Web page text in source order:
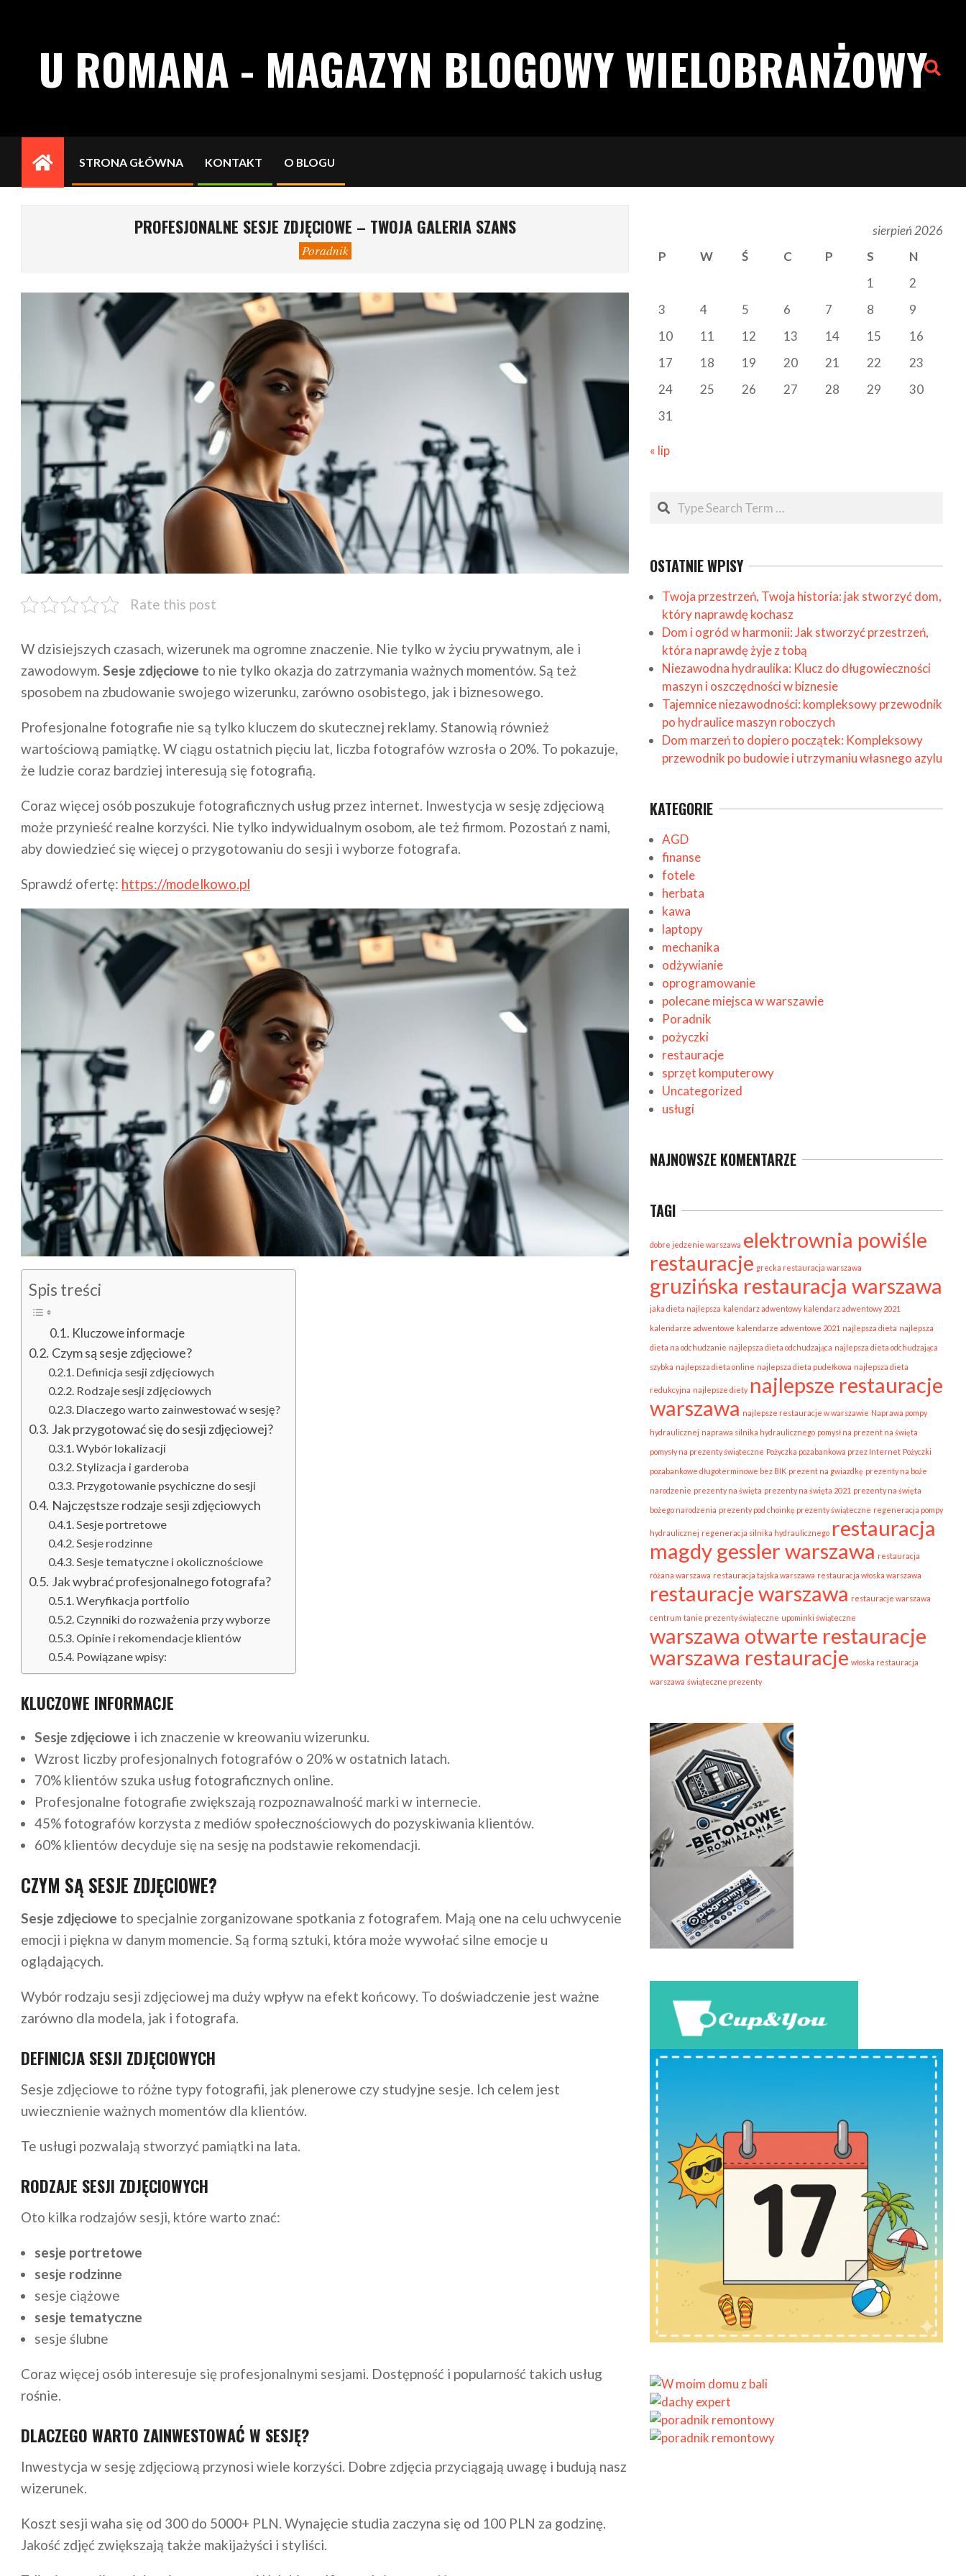
U ROMANA - MAGAZYN BLOGOWY WIELOBRANŻOWYSearch
Primary
Navigation
STRONA GŁÓWNA KONTAKT O BLOGU
PROFESJONALNE SESJE ZDJĘCIOWE – TWOJA GALERIA SZANS
Poradnik
Rate this post
W dzisiejszych czasach, wizerunek ma ogromne znaczenie. Nie tylko w życiu prywatnym, ale i
zawodowym. Sesje zdjęciowe to nie tylko okazja do zatrzymania ważnych momentów. Są też
sposobem na zbudowanie swojego wizerunku, zarówno osobistego, jak i biznesowego.
Profesjonalne fotografie nie są tylko kluczem do skutecznej reklamy. Stanowią również
wartościową pamiątkę. W ciągu ostatnich pięciu lat, liczba fotografów wzrosła o 20%. To pokazuje,
że ludzie coraz bardziej interesują się fotografią.
Coraz więcej osób poszukuje fotograficznych usług przez internet. Inwestycja w sesję zdjęciową
może przynieść realne korzyści. Nie tylko indywidualnym osobom, ale też firmom. Pozostań z nami,
aby dowiedzieć się więcej o przygotowaniu do sesji i wyborze fotografa.
Sprawdź ofertę: https://modelkowo.pl
Spis treści
Kluczowe informacje
Czym są sesje zdjęciowe?
Definicja sesji zdjęciowych
Rodzaje sesji zdjęciowych
Dlaczego warto zainwestować w sesję?
Jak przygotować się do sesji zdjęciowej?
Wybór lokalizacji
Stylizacja i garderoba
Przygotowanie psychiczne do sesji
Najczęstsze rodzaje sesji zdjęciowych
Sesje portretowe
Sesje rodzinne
Sesje tematyczne i okolicznościowe
Jak wybrać profesjonalnego fotografa?
Weryfikacja portfolio
Czynniki do rozważenia przy wyborze
Opinie i rekomendacje klientów
Powiązane wpisy:
KLUCZOWE INFORMACJE
Sesje zdjęciowe i ich znaczenie w kreowaniu wizerunku.
Wzrost liczby profesjonalnych fotografów o 20% w ostatnich latach.
70% klientów szuka usług fotograficznych online.
Profesjonalne fotografie zwiększają rozpoznawalność marki w internecie.
45% fotografów korzysta z mediów społecznościowych do pozyskiwania klientów.
60% klientów decyduje się na sesję na podstawie rekomendacji.
CZYM SĄ SESJE ZDJĘCIOWE?
Sesje zdjęciowe to specjalnie zorganizowane spotkania z fotografem. Mają one na celu uchwycenie
emocji i piękna w danym momencie. Są formą sztuki, która może wywołać silne emocje u
oglądających.
Wybór rodzaju sesji zdjęciowej ma duży wpływ na efekt końcowy. To doświadczenie jest ważne
zarówno dla modela, jak i fotografa.
DEFINICJA SESJI ZDJĘCIOWYCH
Sesje zdjęciowe to różne typy fotografii, jak plenerowe czy studyjne sesje. Ich celem jest
uwiecznienie ważnych momentów dla klientów.
Te usługi pozwalają stworzyć pamiątki na lata.
RODZAJE SESJI ZDJĘCIOWYCH
Oto kilka rodzajów sesji, które warto znać:
sesje portretowe
sesje rodzinne
sesje ciążowe
sesje tematyczne
sesje ślubne
Coraz więcej osób interesuje się profesjonalnymi sesjami. Dostępność i popularność takich usług
rośnie.
DLACZEGO WARTO ZAINWESTOWAĆ W SESJĘ?
Inwestycja w sesję zdjęciową przynosi wiele korzyści. Dobre zdjęcia przyciągają uwagę i budują nasz
wizerunek.
Koszt sesji waha się od 300 do 5000+ PLN. Wynajęcie studia zaczyna się od 100 PLN za godzinę.
Jakość zdjęć zwiększają także makijażyści i styliści.
sierpień 2026
P
W Ś C P S
N
1
2
3
4 5 6 7 8
9
10
11 12 13 14 15
16
17
18 19 20 21 22
23
24
25 26 27 28 29
30
31
« lip
Search
OSTATNIE WPISY
Twoja przestrzeń, Twoja historia: jak stworzyć dom,
który naprawdę kochasz
Dom i ogród w harmonii: Jak stworzyć przestrzeń,
która naprawdę żyje z tobą
Niezawodna hydraulika: Klucz do długowieczności
maszyn i oszczędności w biznesie
Tajemnice niezawodności: kompleksowy przewodnik
po hydraulice maszyn roboczych
Dom marzeń to dopiero początek: Kompleksowy
przewodnik po budowie i utrzymaniu własnego azylu
KATEGORIE
AGD
finanse
fotele
herbata
kawa
laptopy
mechanika
odżywianie
oprogramowanie
polecane miejsca w warszawie
Poradnik
pożyczki
restauracje
sprzęt komputerowy
Uncategorized
usługi
NAJNOWSZE KOMENTARZE
TAGI
dobre jedzenie warszawa elektrownia powiśle
restauracje grecka restauracja warszawa
gruzińska restauracja warszawa
jaka dieta najlepsza kalendarz adwentowy kalendarz adwentowy 2021
kalendarze adwentowe kalendarze adwentowe 2021 najlepsza dieta najlepsza
dieta na odchudzanie najlepsza dieta odchudzająca najlepsza dieta odchudzająca
szybka najlepsza dieta online najlepsza dieta pudełkowa najlepsza dieta
redukcyjna najlepsze diety najlepsze restauracje
warszawa najlepsze restauracje w warszawie Naprawa pompy
hydraulicznej naprawa silnika hydraulicznego pomysł na prezent na święta
pomysły na prezenty świąteczne Pożyczka pozabankowa przez Internet Pożyczki
pozabankowe długoterminowe bez BIK prezent na gwiazdkę prezenty na boże
narodzenie prezenty na święta prezenty na święta 2021 prezenty na święta
bożego narodzenia prezenty pod choinkę prezenty świąteczne regeneracja pompy
hydraulicznej regeneracja silnika hydraulicznego restauracja
magdy gessler warszawa restauracja
różana warszawa restauracja tajska warszawa restauracja włoska warszawa
restauracje warszawa restauracje warszawa
centrum tanie prezenty świąteczne upominki świąteczne
warszawa otwarte restauracje
warszawa restauracje włoska restauracja
warszawa świąteczne prezenty